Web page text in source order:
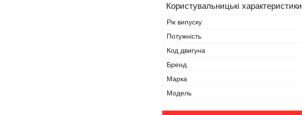
Користувальницькі характеристики
Рік випуску
Потужність
Код двигуна
Бренд
Марка
Модель